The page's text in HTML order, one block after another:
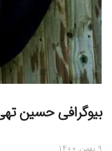
بیوگرافی حسین